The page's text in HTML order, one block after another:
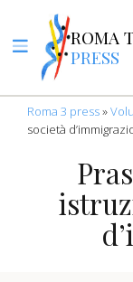
ROMA
PRESS
Roma 3 press»
società